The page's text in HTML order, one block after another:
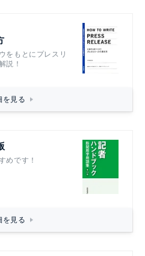
をもとにプレスリ
説！
を見る
めです！
を見る